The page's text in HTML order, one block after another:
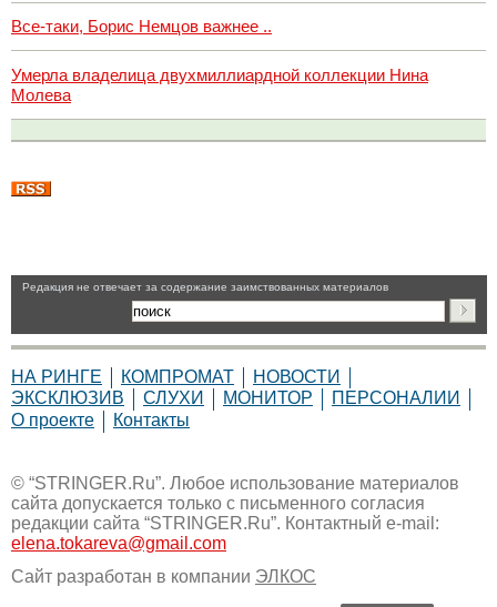
Все-таки, Борис Немцов важнее ..
Умерла владелица двухмиллиардной коллекции Нина
Молева
Pедакция не отвечает за содержание заимствованных материалов
НА РИНГЕ КОМПРОМАТ
НОВОСТИ
ЭКСКЛЮЗИВ
СЛУХИ МОНИТОР
ПЕРСОНАЛИИ
О проекте
Контакты
© “STRINGER.Ru”. Любое использование материалов
сайта допускается только с письменного согласия
редакции сайта “STRINGER.Ru”. Контактный e-mail:
elena.tokareva@gmail.com
Сайт разработан в компании ЭЛКОС